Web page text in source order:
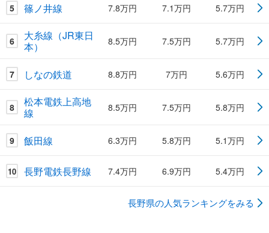
5 篠ノ井線 7.8万円 7.1万円 5.7万円
6
大糸線（JR東日
本）
8.5万円 7.5万円 5.7万円
7 しなの鉄道 8.8万円 7万円 5.6万円
8
松本電鉄上高地
線
8.5万円 7.5万円 5.8万円
9 飯田線 6.3万円 5.8万円 5.1万円
10 長野電鉄長野線 7.4万円 6.9万円 5.4万円
長野県の人気ランキングをみる